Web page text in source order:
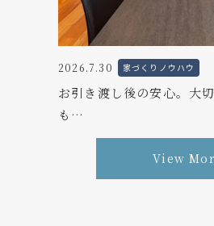
2026.7.30 家づくりノウハウ
お引き渡し後の安心。大
も…
View